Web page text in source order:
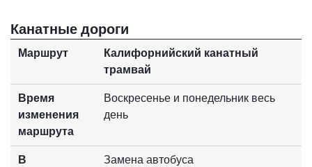
Канатные дороги
Маршрут
Калифорнийский канатный
трамвай
Время
изменения
маршрута
Воскресенье и понедельник весь
день
В
Замена автобуса